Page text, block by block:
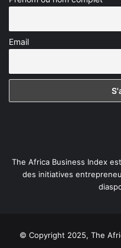
Email
The Africa Business Index
des initiatives
© Copyright 2025, The